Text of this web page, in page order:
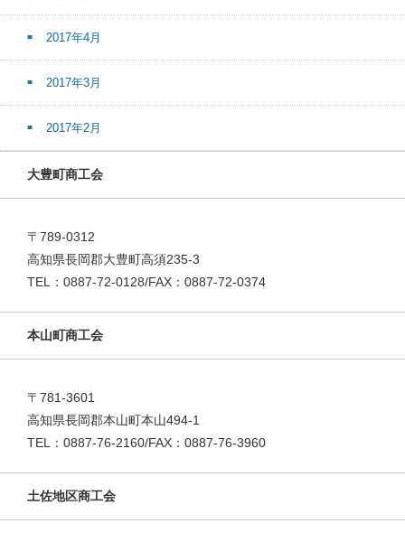
2017年4月
2017年3月
2017年2月
大豊町商工会
〒789-0312
高知県長岡郡大豊町高須235-3
TEL：0887-72-0128/FAX：0887-72-0374
本山町商工会
〒781-3601
高知県長岡郡本山町本山494-1
TEL：0887-76-2160/FAX：0887-76-3960
土佐地区商工会